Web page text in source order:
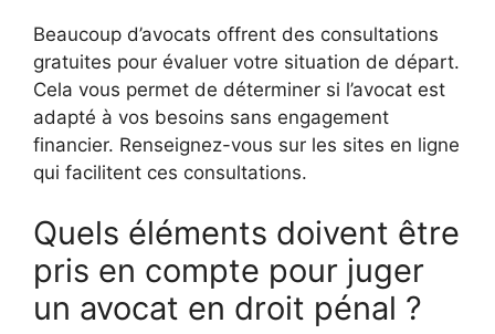
Beaucoup d’avocats offrent des consultations
gratuites pour évaluer votre situation de départ.
Cela vous permet de déterminer si l’avocat est
adapté à vos besoins sans engagement
financier. Renseignez-vous sur les sites en ligne
qui facilitent ces consultations.
Quels éléments doivent être
pris en compte pour juger
un avocat en droit pénal ?